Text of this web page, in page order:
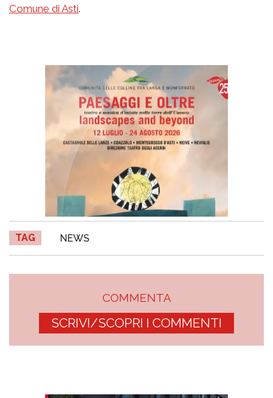
Comune di Asti.
TAG NEWS
COMMENTA
SCRIVI/SCOPRI I COMMENTI